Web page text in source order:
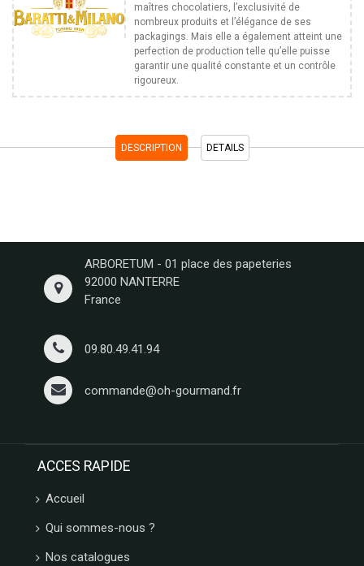
maîtres chocolatiers, l’exclusivité de
nombreux produits et l’élégance de ses
packagings. Mais elle a également atteint une
perfection de production telle qu’elle puisse
garantir une qualité constante et un contrôle
rigoureux.
DESCRIPTION DETAILS
ARBORETUM - 01 place des papeteries
92000 NANTERRE
France
09.80.49.41.94
commande@oh-gourmand.fr
ACCES RAPIDE
Accueil
Qui sommes-nous ?
Nos catalogues